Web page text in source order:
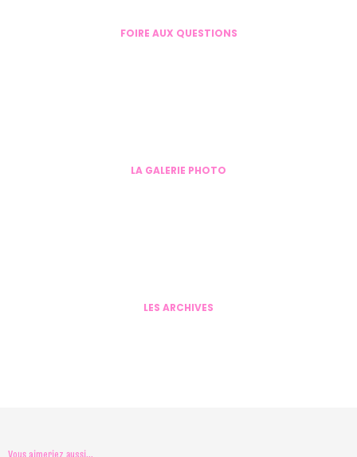
FOIRE AUX QUESTIONS
LA GALERIE PHOTO
LES ARCHIVES